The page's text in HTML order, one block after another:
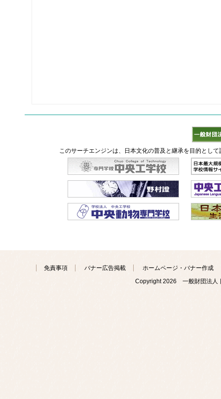
このサーチエンジンは、日本文化の普及と継承を目的とし
免責事項 バナー広告掲載
ホームページ・バナー作成
Copyright2026 一般財団法人